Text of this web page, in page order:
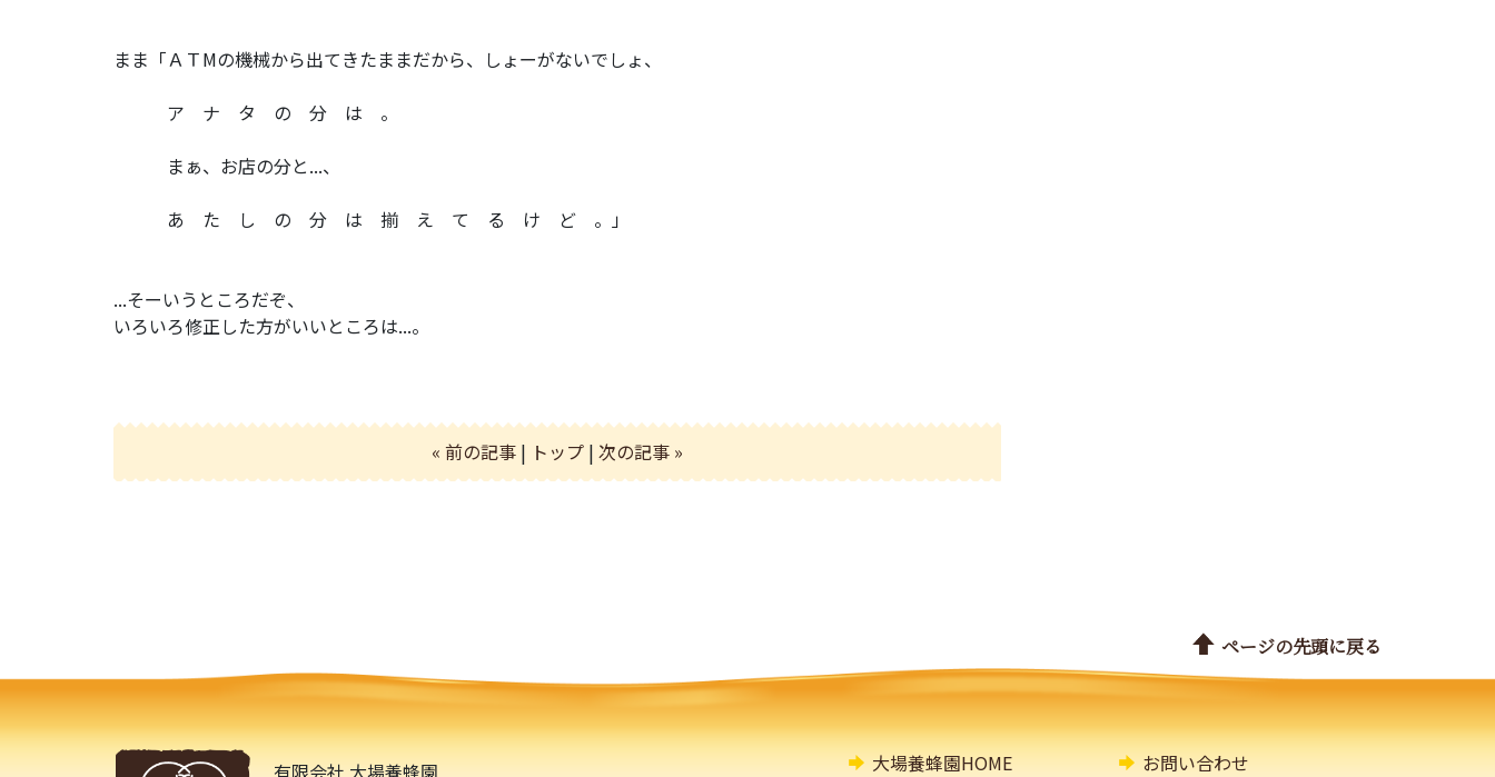
まま「ＡＴМの機械から出てきたままだから、しょーがないでしょ、
ア ナ タ の 分 は 。
まぁ、お店の分と...、
あ た し の 分 は 揃 え て る け ど 。」
...そーいうところだぞ、
いろいろ修正した方がいいところは...。
« 前の記事 | トップ | 次の記事 »
ページの先頭に戻る
有限会社 大場養蜂園 大場養蜂園HOME お問い合わせ